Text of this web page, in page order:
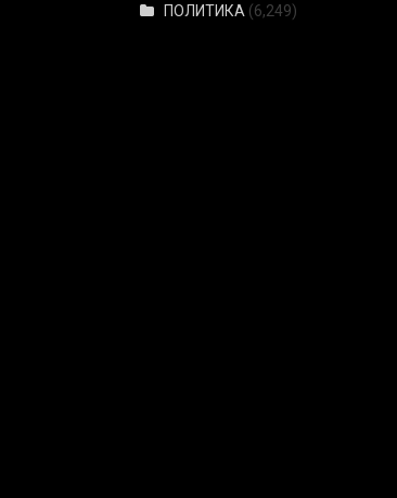
ПОЛИТИКА (6,249)